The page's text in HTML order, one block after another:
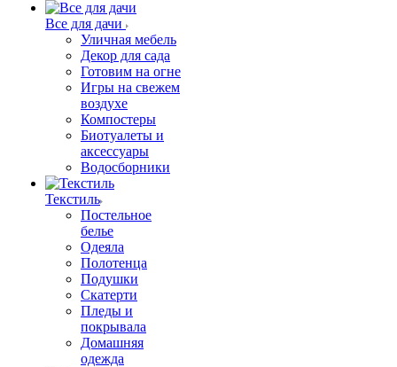
Все для дачи
Уличная мебель
Декор для сада
Готовим на огне
Игры на свежем
воздухе
Компостеры
Биотуалеты и
аксессуары
Водосборники
Текстиль
Постельное
белье
Одеяла
Полотенца
Подушки
Скатерти
Пледы и
покрывала
Домашняя
одежда